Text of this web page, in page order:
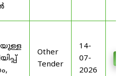
Other
Tender
14-
07-
2026